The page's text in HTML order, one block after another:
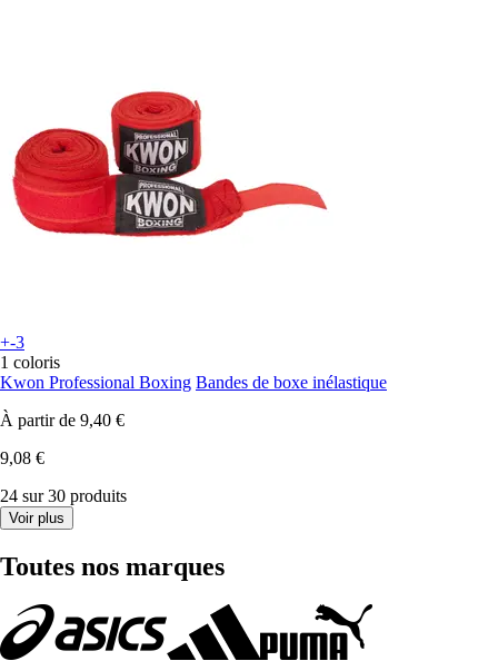
+-3
1 coloris
Kwon Professional Boxing Bandes de boxe inélastique
À partir de 9,40 €
9,08 €
24 sur 30 produits
Voir plus
Toutes nos marques